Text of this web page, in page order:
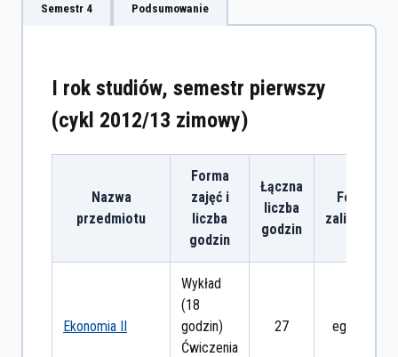
Semestr 4 Podsumowanie
I rok studiów, semestr pierwszy
(cykl 2012/13 zimowy)
Nazwa
przedmiotu
Forma
zajęć i
liczba
godzin
Łączna
liczba
godzin
Forma
zaliczenia
Ekonomia II
Wykład
(18
godzin)
Ćwiczenia
27 egzamin